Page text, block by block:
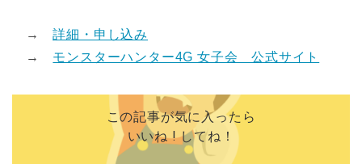
→詳細・申し込み
→ モンスターハンター4G 女子会 公式サイト
この記事が気に入ったら
いいね ! してね！